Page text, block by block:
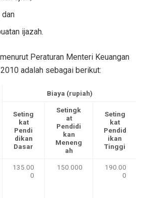
dan
ijazah.
Peraturan Menteri Keuangan
adalah sebagai berikut:
Biaya (rupiah)
Seting
kat
Pendi
dikan
Dasar
Setingk
at
Pendidi
kan
Meneng
ah
Seting
kat
Pendid
ikan
Tinggi
135.00
0
150.000
190.00
0